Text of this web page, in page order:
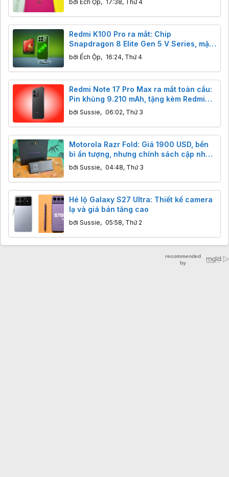
bởi Ếch Ộp, 17:38, Thứ 4
Redmi K100 Pro ra mắt: Chip
Snapdragon 8 Elite Gen 5 V Series, mặt
lưng phát sáng cực độc
bởi Ếch Ộp, 16:24, Thứ 4
Redmi Note 17 Pro Max ra mắt toàn cầu:
Pin khủng 9.210 mAh, tặng kèm Redmi
Watch 6
bởi Sussie, 06:02, Thứ 3
Motorola Razr Fold: Giá 1900 USD, bền
bỉ ấn tượng, nhưng chính sách cập nhật
có đáng lo?
bởi Sussie, 04:48, Thứ 3
Hé lộ Galaxy S27 Ultra: Thiết kế camera
lạ và giá bán tăng cao
bởi Sussie, 05:58, Thứ 2